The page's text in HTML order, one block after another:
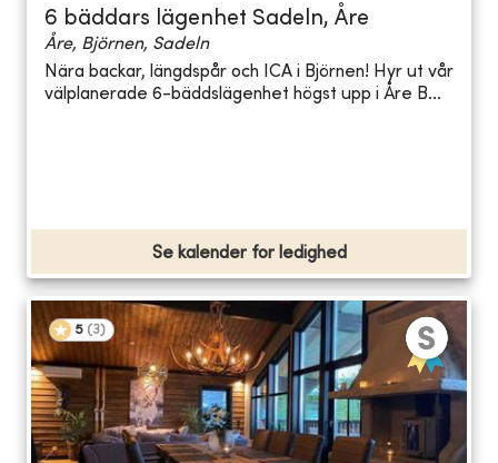
6 bäddars lägenhet Sadeln, Åre
Åre, Björnen, Sadeln
Nära backar, längdspår och ICA i Björnen! Hyr ut vår
välplanerade 6-bäddslägenhet högst upp i Åre B...
Se kalender for ledighed
5 (3)